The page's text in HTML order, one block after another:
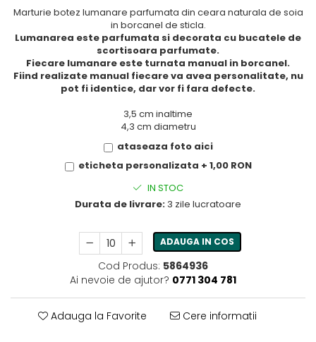
Marturie botez lumanare parfumata din ceara naturala de soia
in borcanel de sticla.
Lumanarea este parfumata si decorata cu bucatele de
scortisoara parfumate.
Fiecare lumanare este turnata manual in borcanel.
Fiind realizate manual fiecare va avea personalitate, nu
pot fi identice, dar vor fi fara defecte.
3,5 cm inaltime
4,3 cm diametru
ataseaza foto aici
eticheta personalizata + 1,00 RON
IN STOC
Durata de livrare: 3 zile lucratoare
ADAUGA IN COS
Cod Produs: 5864936
Ai nevoie de ajutor? 0771 304 781
Adauga la Favorite Cere informatii